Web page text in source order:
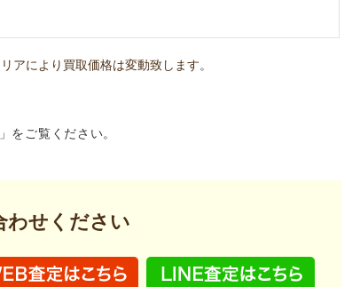
アにより買取価格は変動致します。
」をご覧ください。
わせください